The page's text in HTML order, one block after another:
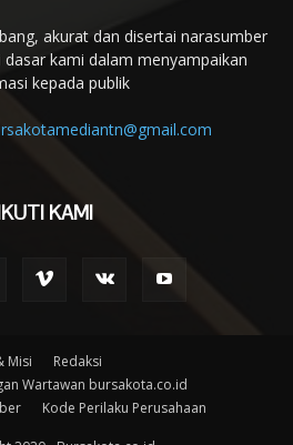
akurat dan disertai narasumber
kami dalam menyampaikan
kepada publik
KAMI
Misi
Redaksi
Wartawan bursakota.co.id
Kode Perilaku Perusahaan